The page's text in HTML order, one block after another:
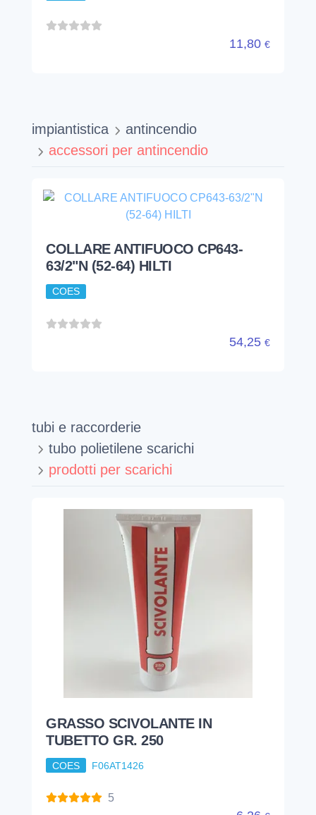
11,80 €
impiantistica
antincendio
accessori per antincendio
COLLARE ANTIFUOCO CP643-
63/2"N (52-64) HILTI
COES
54,25 €
tubi e raccorderie
tubo polietilene scarichi
prodotti per scarichi
GRASSO SCIVOLANTE IN
TUBETTO GR. 250
COES F06AT1426
5